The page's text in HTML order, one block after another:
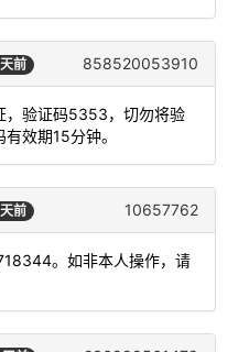
前 858520053910
，验证码5353，切勿将验
效期15分钟。
前 10657762
。如非本人操作，请